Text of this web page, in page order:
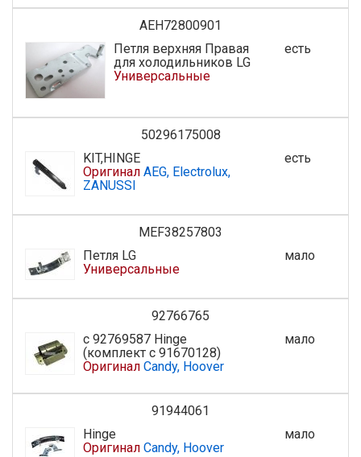
AEH72800901
Петля верхняя Правая
для холодильников LG
Универсальные
есть
50296175008
KIT,HINGE
Оригинал AEG, Electrolux,
ZANUSSI
есть
MEF38257803
Петля LG
Универсальные
мало
92766765
с 92769587 Hinge
(комплект с 91670128)
Оригинал Candy, Hoover
мало
91944061
Hinge
Оригинал Candy, Hoover
мало